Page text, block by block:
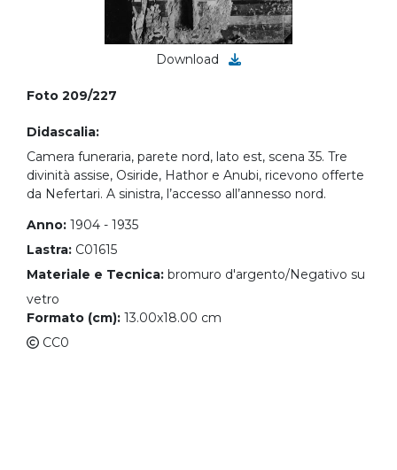
Download
Foto 209/227
Didascalia:
Camera funeraria, parete nord, lato est, scena 35. Tre
divinità assise, Osiride, Hathor e Anubi, ricevono offerte
da Nefertari. A sinistra, l’accesso all’annesso nord.
Anno: 1904 - 1935
Lastra: C01615
Materiale e Tecnica: bromuro d'argento/Negativo su
vetro
Formato (cm): 13.00x18.00 cm
CC0